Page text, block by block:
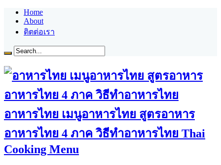
Home
About
ติตต่อเรา
อาหารไทย เมนูอาหารไทย สูตรอาหาร
อาหารไทย 4 ภาค วิธีทำอาหารไทย Thai
Cooking Menu